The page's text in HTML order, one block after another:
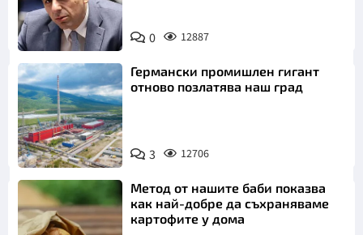
0 12887
Германски промишлен гигант
отново позлатява наш град
3 12706
Метод от нашите баби показва
как най-добре да съхраняваме
картофите у дома